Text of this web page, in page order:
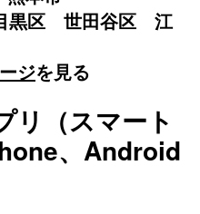
黒区 世田谷区 江
ジを見る
リ（スマート
、Android